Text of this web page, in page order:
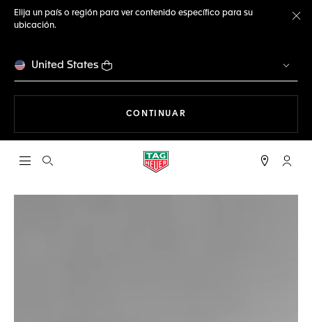
Elija un país o región para ver contenido específico para su
ubicación.
United States
CONTINUAR
Abrir el menú de búsqueda